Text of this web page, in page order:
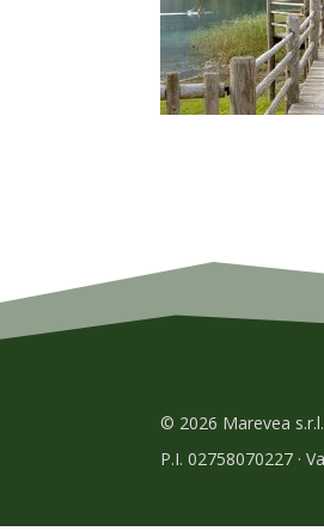
© 2026 Marevea
P.I. 02758070227 ·